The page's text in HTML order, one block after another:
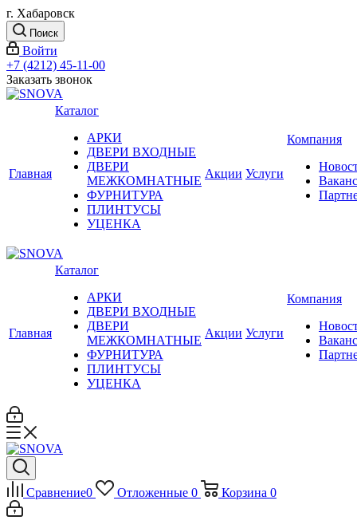
г. Хабаровск
Поиск
Войти
+7 (4212) 45-11-00
Заказать звонок
Главная
Каталог
АРКИ
ДВЕРИ ВХОДНЫЕ
ДВЕРИ
МЕЖКОМНАТНЫЕ
ФУРНИТУРА
ПЛИНТУСЫ
УЦЕНКА
Акции Услуги
Компания
Главная
Каталог
АРКИ
ДВЕРИ ВХОДНЫЕ
ДВЕРИ
МЕЖКОМНАТНЫЕ
ФУРНИТУРА
ПЛИНТУСЫ
УЦЕНКА
Акции Услуги
Компания
Сравнение0 Отложенные 0 Корзина 0